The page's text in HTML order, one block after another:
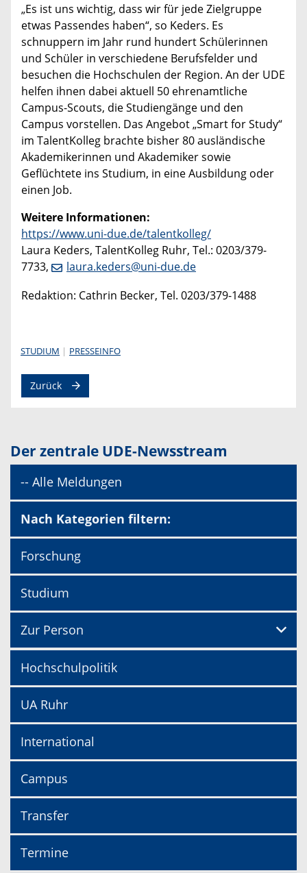
„Es ist uns wichtig, dass wir für jede Zielgruppe
etwas Passendes haben“, so Keders. Es
schnuppern im Jahr rund hundert Schülerinnen
und Schüler in verschiedene Berufsfelder und
besuchen die Hochschulen der Region. An der UDE
helfen ihnen dabei aktuell 50 ehrenamtliche
Campus-Scouts, die Studiengänge und den
Campus vorstellen. Das Angebot „Smart for Study“
im TalentKolleg brachte bisher 80 ausländische
Akademikerinnen und Akademiker sowie
Geflüchtete ins Studium, in eine Ausbildung oder
einen Job.
Weitere Informationen:
https://www.uni-due.de/talentkolleg/
Laura Keders, TalentKolleg Ruhr, Tel.: 0203/379-
7733,
laura.keders@uni-due.de
Redaktion: Cathrin Becker, Tel. 0203/379-1488
STUDIUM PRESSEINFO
Zurück
Der zentrale UDE-Newsstream
-- Alle Meldungen
Nach Kategorien filtern:
Forschung
Studium
Zur Person
Hochschulpolitik
UA Ruhr
International
Campus
Transfer
Termine